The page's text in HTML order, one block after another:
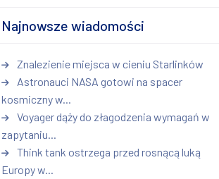
Najnowsze wiadomości
Znalezienie miejsca w cieniu Starlinków
Astronauci NASA gotowi na spacer
kosmiczny w...
Voyager dąży do złagodzenia wymagań w
zapytaniu...
Think tank ostrzega przed rosnącą luką
Europy w...